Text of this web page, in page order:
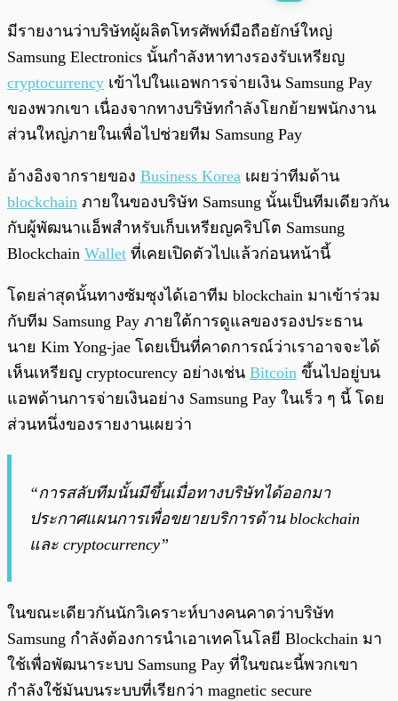
พร้อมเล่น 0:00 /
มีรายงานว่าบริษัทผู้ผลิตโทรศัพท์มือถือยักษ์ใหญ่
Samsung Electronics นั้นกำลังหาทางรองรับเหรียญ
cryptocurrency เข้าไปในแอพการจ่ายเงิน Samsung Pay
ของพวกเขา เนื่องจากทางบริษัทกำลังโยกย้ายพนักงาน
ส่วนใหญ่ภายในเพื่อไปช่วยทีม Samsung Pay
อ้างอิงจากรายของ Business Korea เผยว่าทีมด้าน
blockchain ภายในของบริษัท Samsung นั้นเป็นทีมเดียวกัน
กับผู้พัฒนาแอ็พสำหรับเก็บเหรียญคริปโต Samsung
Blockchain Wallet ที่เคยเปิดตัวไปแล้วก่อนหน้านี้
โดยล่าสุดนั้นทางซัมซุงได้เอาทีม blockchain มาเข้าร่วม
กับทีม Samsung Pay ภายใต้การดูแลของรองประธาน
นาย Kim Yong-jae โดยเป็นที่คาดการณ์ว่าเราอาจจะได้
เห็นเหรียญ cryptocurency อย่างเช่น Bitcoin ขึ้นไปอยู่บน
แอพด้านการจ่ายเงินอย่าง Samsung Pay ในเร็ว ๆ นี้ โดย
ส่วนหนึ่งของรายงานเผยว่า
“การสลับทีมนั้นมีขึ้นเมื่อทางบริษัทได้ออกมา
ประกาศแผนการเพื่อขยายบริการด้าน blockchain
และ cryptocurrency”
ในขณะเดียวกันนักวิเคราะห์บางคนคาดว่าบริษัท
Samsung กำลังต้องการนำเอาเทคโนโลยี Blockchain มา
ใช้เพื่อพัฒนาระบบ Samsung Pay ที่ในขณะนี้พวกเขา
กำลังใช้มันบนระบบที่เรียกว่า magnetic secure